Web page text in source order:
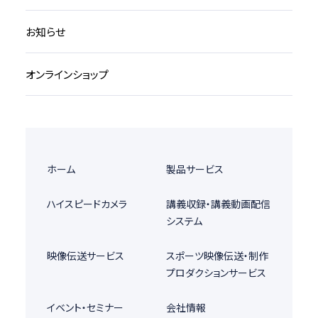
お知らせ
オンラインショップ
ホーム 製品サービス
ハイスピードカメラ
講義収録・講義動画配信
システム
映像伝送サービス
スポーツ映像伝送・制作
プロダクションサービス
イベント・セミナー 会社情報